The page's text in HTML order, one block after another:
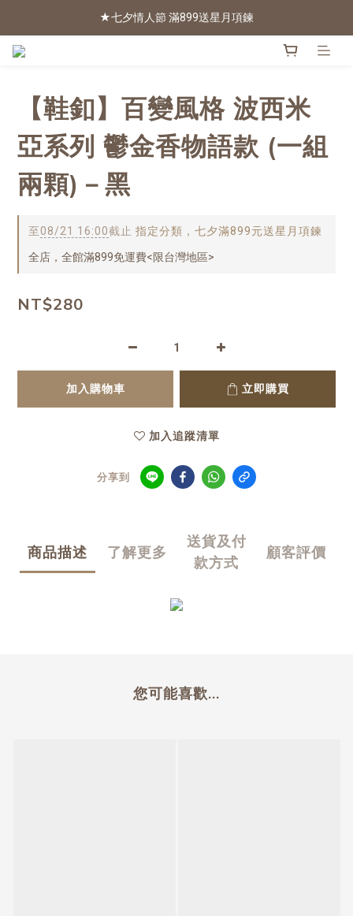
2026新色上市 | 快看
★七夕情人節 滿899送星月項鍊
【鞋釦】百變風格 波西米
亞系列 鬱金香物語款 (一組
兩顆)－黑
至08/21 16:00截止 指定分類，七夕滿899元送星月項鍊
全店，全館滿899免運費<限台灣地區>
NT$280
加入購物車 立即購買
加入追蹤清單
分享到
商品描述 了解更多
送貨及付
款方式
顧客評價
您可能喜歡...